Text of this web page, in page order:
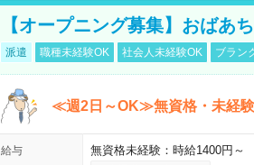
【オープニング募集】おばあ
派遣 職種未経験OK 社会人未経験OK ブラン
≪週2日～OK≫無資格・未経験
給与 無資格未経験：時給1400円